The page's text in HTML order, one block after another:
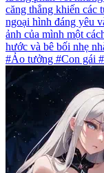
căng thẳng khiến các
ngoại hình đáng yêu
ảnh của mình một
hước và bê bối nhẹ
#Ảo tưởng #Con gái